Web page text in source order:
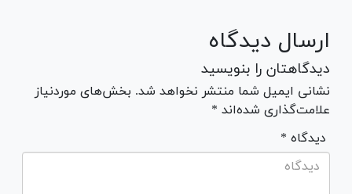
ارسال دیدگاه
دیدگاهتان را بنویسید
نشانی ایمیل شما منتشر نخواهد شد. بخش‌های موردنیاز
علامت‌گذاری شده‌اند *
* دیدگاه